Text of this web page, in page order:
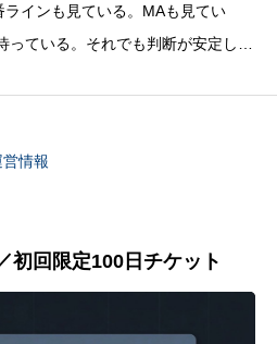
インも見ている。MAも見てい
ている。それでも判断が安定しな
情報
初回限定100日チケット